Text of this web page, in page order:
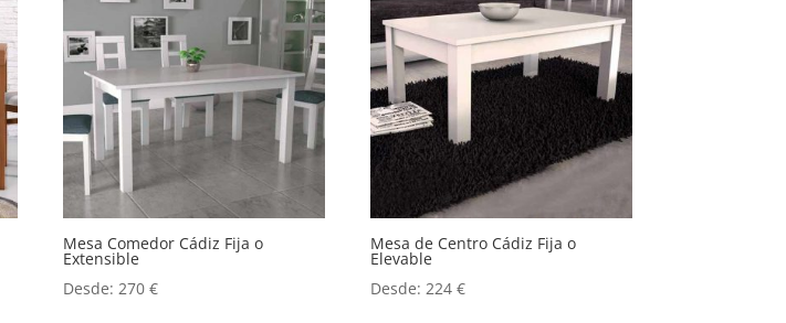
Mesa Comedor Cádiz Fija o
Extensible
Desde:270€
Mesa de Centro Cádiz Fija o
Elevable
Desde:224€